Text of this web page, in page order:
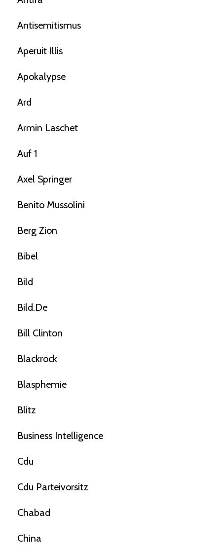
Antisemitismus
Aperuit Illis
Apokalypse
Ard
Armin Laschet
Auf 1
Axel Springer
Benito Mussolini
Berg Zion
Bibel
Bild
Bild.de
Bill Clinton
Blackrock
Blasphemie
Blitz
Business Intelligence
Cdu
Cdu Parteivorsitz
Chabad
China